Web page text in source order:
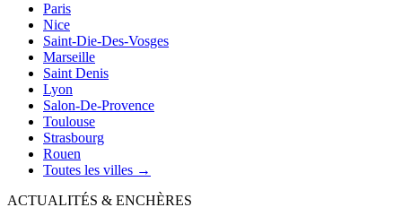
Paris
Nice
Saint-Die-Des-Vosges
Marseille
Saint Denis
Lyon
Salon-De-Provence
Toulouse
Strasbourg
Rouen
Toutes les villes →
ACTUALITÉS & ENCHÈRES